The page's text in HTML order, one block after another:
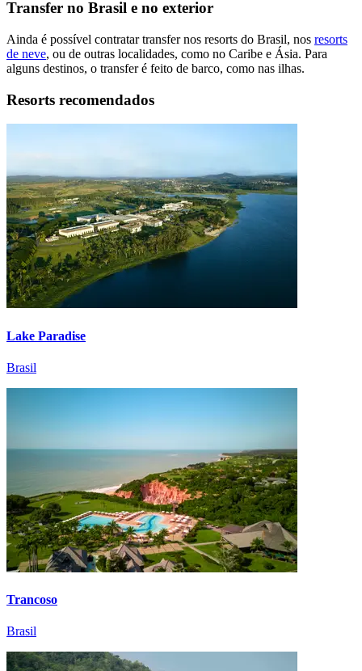
Transfer no Brasil e no exterior
Ainda é possível contratar transfer nos resorts do Brasil, nos resorts
de neve, ou de outras localidades, como no Caribe e Ásia. Para
alguns destinos, o transfer é feito de barco, como nas ilhas.
Resorts recomendados
Lake Paradise
Brasil
Trancoso
Brasil